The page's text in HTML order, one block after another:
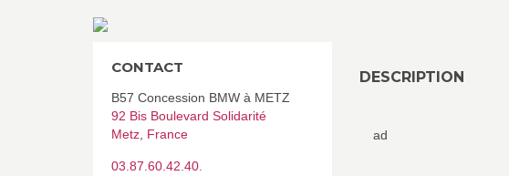
DESCRIPTION
ad
CONTACT
B57 Concession BMW à METZ
92 Bis Boulevard Solidarité
Metz France
03.87.60.42.40.